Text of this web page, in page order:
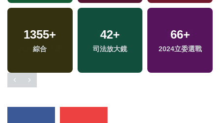
1355+
綜合
42+
司法放大鏡
66+
2024立委選戰